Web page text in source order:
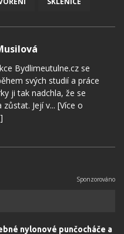
Bydlimeutulne.cz se
svých studií a práce
ji tak nadchla, že se
Její v... [Více o
nylonové punčocháče a